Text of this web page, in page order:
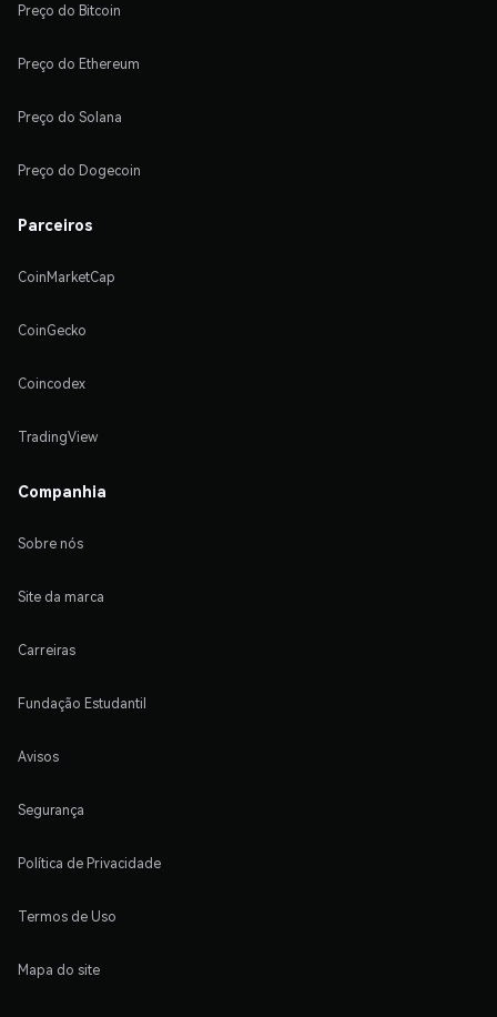
Preço do Bitcoin
Preço do Ethereum
Preço do Solana
Preço do Dogecoin
Parceiros
CoinMarketCap
CoinGecko
Coincodex
TradingView
Companhia
Sobre nós
Site da marca
Carreiras
Fundação Estudantil
Avisos
Segurança
Política de Privacidade
Termos de Uso
Mapa do site